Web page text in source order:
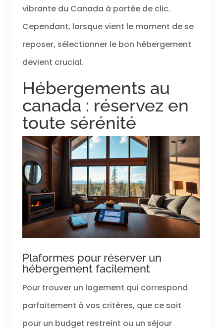
vibrante du Canada à portée de clic.
Cependant, lorsque vient le moment de se
reposer, sélectionner le bon hébergement
devient crucial.
Hébergements au
canada : réservez en
toute sérénité
Plaformes pour réserver un
hébergement facilement
Pour trouver un logement qui correspond
parfaitement à vos critères, que ce soit
pour un budget restreint ou un séjour